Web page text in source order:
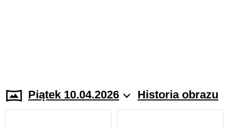
Piątek 10.04.2026 Historia obrazu